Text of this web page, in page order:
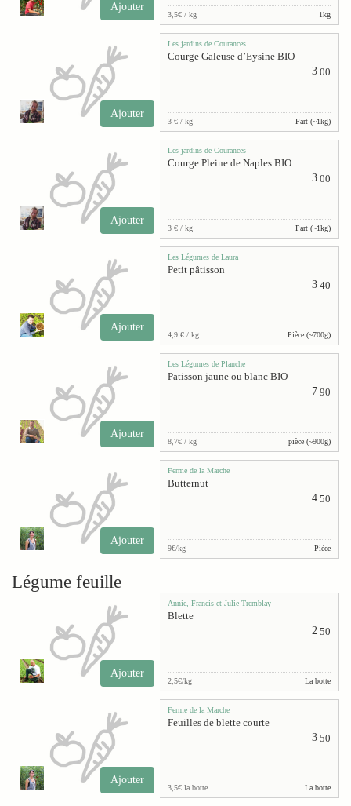
Ajouter
3,5€ / kg 1kg
Ajouter
Les jardins de Courances
Courge Galeuse d’Eysine BIO
3 00
3 € / kg Part (~1kg)
Ajouter
Les jardins de Courances
Courge Pleine de Naples BIO
3 00
3 € / kg Part (~1kg)
Ajouter
Les Légumes de Laura
Petit pâtisson
3 40
4,9 € / kg Pièce (~700g)
Ajouter
Les Légumes de Planche
Patisson jaune ou blanc BIO
7 90
8,7€ / kg pièce (~900g)
Ajouter
Ferme de la Marche
Butternut
4 50
9€/kg Pièce
Légume feuille
Ajouter
Annie, Francis et Julie Tremblay
Blette
2 50
2,5€/kg La botte
Ajouter
Ferme de la Marche
Feuilles de blette courte
3 50
3,5€ la botte La botte